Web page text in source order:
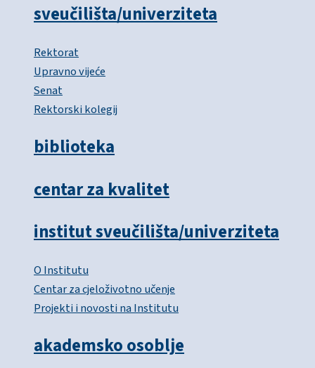
sveučilišta/univerziteta
Rektorat
Upravno vijeće
Senat
Rektorski kolegij
biblioteka
centar za kvalitet
institut sveučilišta/univerziteta
O Institutu
Centar za cjeloživotno učenje
Projekti i novosti na Institutu
akademsko osoblje